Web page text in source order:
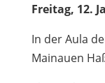
Freitag, 12.
In der Aula
Mainauen